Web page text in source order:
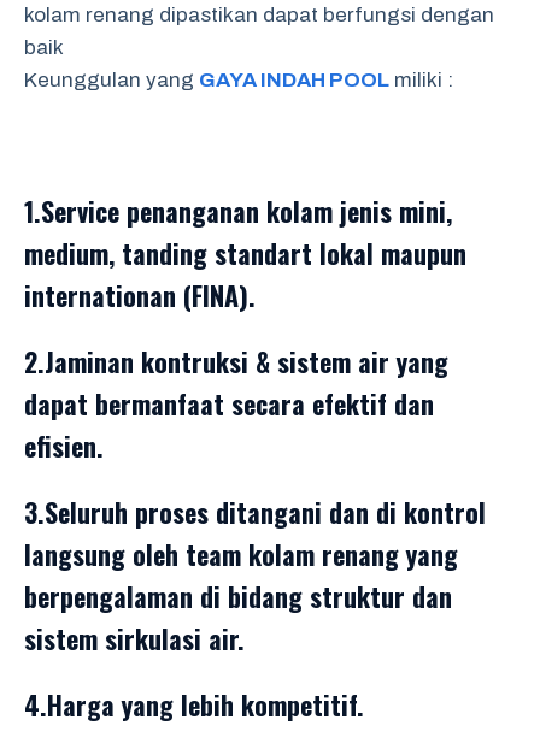
kolam renang dipastikan dapat berfungsi dengan
baik
Keunggulan yang GAYA INDAH POOL miliki :
1.Service penanganan kolam jenis mini,
medium, tanding standart lokal maupun
internationan (FINA).
2.Jaminan kontruksi & sistem air yang
dapat bermanfaat secara efektif dan
efisien.
3.Seluruh proses ditangani dan di kontrol
langsung oleh team kolam renang yang
berpengalaman di bidang struktur dan
sistem sirkulasi air.
4.Harga yang lebih kompetitif.